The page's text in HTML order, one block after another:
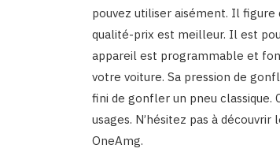
pouvez utiliser aisément. Il
qualité-prix est meilleur. Il est
appareil est programmable et
votre voiture. Sa pression de
fini de gonfler un pneu classique.
usages. N’hésitez pas à
OneAmg.